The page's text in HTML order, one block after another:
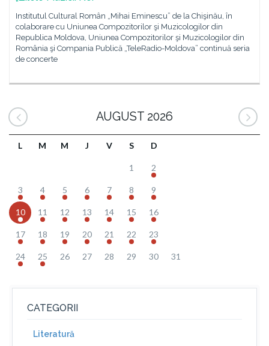
Institutul Cultural Român „Mihai Eminescu” de la Chişinău, în
colaborare cu Uniunea Compozitorilor şi Muzicologilor din
Republica Moldova, Uniunea Compozitorilor şi Muzicologilor din
România şi Compania Publică „TeleRadio-Moldova” continuă seria
de concerte
AUGUST 2026
L M M J V S D
1 2
3 4 5 6 7 8 9
10 11 12 13 14 15 16
17 18 19 20 21 22 23
24 25 26 27 28 29 30 31
CATEGORII
Literatură